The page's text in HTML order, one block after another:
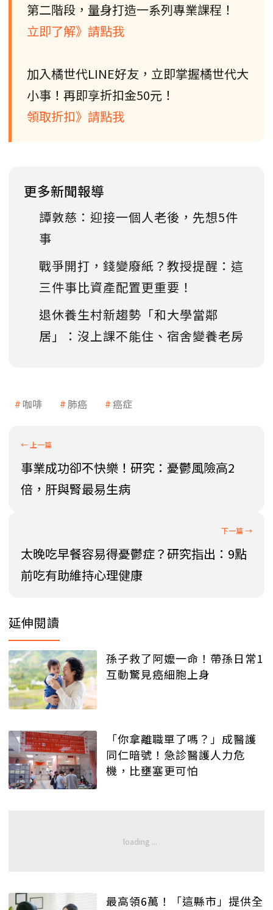
第二階段，量身打造一系列專業課程！
立即了解》請點我
加入橘世代LINE好友，立即掌握橘世代大
小事！再即享折扣金50元！
領取折扣》請點我
更多新聞報導
譚敦慈：迎接一個人老後，先想5件
事
戰爭開打，錢變廢紙？教授提醒：這
三件事比資產配置更重要！
退休養生村新趨勢「和大學當鄰
居」：沒上課不能住、宿舍變養老房
咖啡 肺癌 癌症
事業成功卻不快樂！研究：憂鬱風險高2
倍，肝與腎最易生病
太晚吃早餐容易得憂鬱症？研究指出：9點
前吃有助維持心理健康
延伸閱讀
孫子救了阿嬤一命！帶孫日常1
互動驚見癌細胞上身
「你拿離職單了嗎？」成醫護
同仁暗號！急診醫護人力危
機，比壅塞更可怕
最高領6萬！「這縣市」提供全